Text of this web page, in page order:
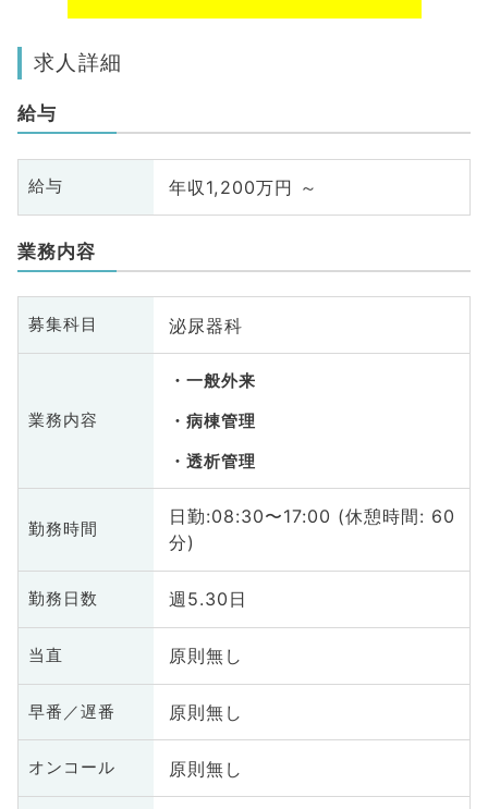
求人詳細
給与
給与 年収1,200万円 ～
業務内容
募集科目 泌尿器科
業務内容
一般外来
病棟管理
透析管理
勤務時間
日勤:08:30〜17:00 (休憩時間: 60
分)
勤務日数 週5.30日
当直 原則無し
早番／遅番 原則無し
オンコール 原則無し